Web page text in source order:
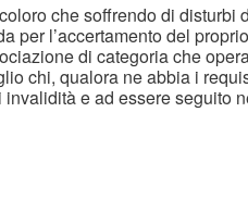
che soffrendo di disturbi
per l’accertamento del
di categoria che
chi, qualora ne abbia i
e ad essere seguito